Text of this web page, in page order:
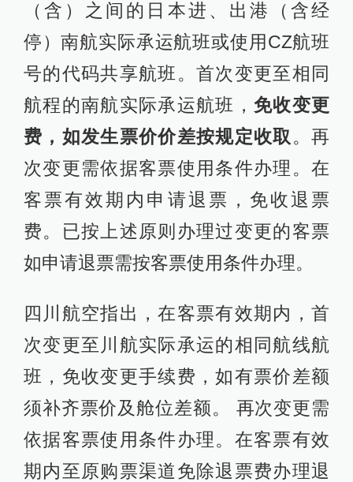
（含）之间的日本进、出港（含经
停）南航实际承运航班或使用CZ航班
号的代码共享航班。首次变更至相同
航程的南航实际承运航班，免收变更
费，如发生票价价差按规定收取 。再
次变更需依据客票使用条件办理。在
客票有效期内申请退票，免收退票
费。已按上述原则办理过变更的客票
如申请退票需按客票使用条件办理。
四川航空指出，在客票有效期内，首
次变更至川航实际承运的相同航线航
班，免收变更手续费，如有票价差额
须补齐票价及舱位差额。 再次变更需
依据客票使用条件办理。在客票有效
期内至原购票渠道免除退票费办理退